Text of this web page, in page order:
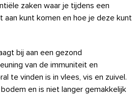
zaken waar je tijdens een
kunt komen en hoe je deze kunt
​​bij aan een gezond
van de immuniteit en
te vinden is in vlees, vis en zuivel.
en is niet langer gemakkelijk